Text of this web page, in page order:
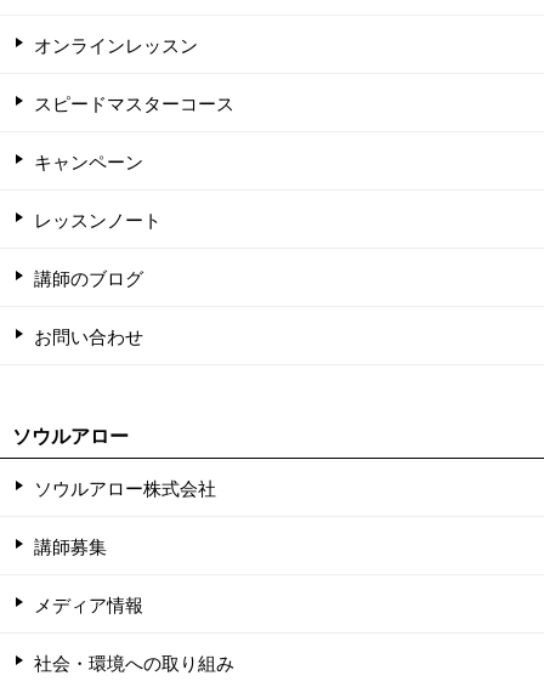
オンラインレッスン
スピードマスターコース
キャンペーン
レッスンノート
講師のブログ
お問い合わせ
ソウルアロー
ソウルアロー株式会社
講師募集
メディア情報
社会・環境への取り組み